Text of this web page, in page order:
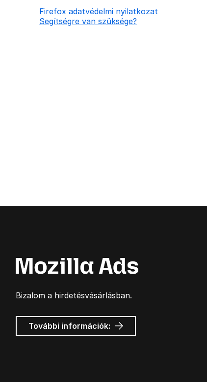
Firefox adatvédelmi nyilatkozat
Segítségre van szüksége?
Bizalom a hirdetésvásárlásban.
További információk: Mozilla
hirdetések